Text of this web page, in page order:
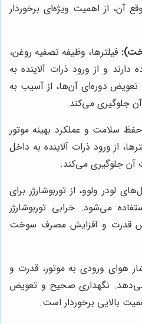
آن، از اهمیت ویژه‌ای برخوردار
فیلترها، وظیفه تصفیه روغن،
و از ورود ذرات آلاینده به
تعویض دوره‌ای آن‌ها، از آسیب به
جلوگیری می‌کند.
سلامت و عملکرد بهینه موتور
از ورود ذرات آلاینده به داخل
آن جلوگیری می‌کند.
لودر ولوو، از توربوشارژر برای
می‌شود. خرابی توربوشارژر
قدرت و افزایش مصرف سوخت
هوای ورودی به موتور، قدرت و
می‌دهد. نگهداری صحیح و تعویض
بالایی برخوردار است.